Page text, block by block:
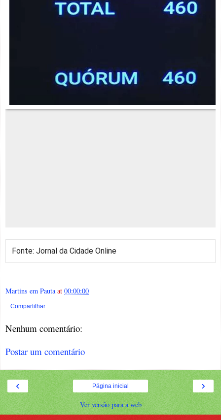
Fonte: Jornal da Cidade Online
Martins em Pauta at 00:00:00
Compartilhar
Nenhum comentário:
Postar um comentário
‹ ›
Página inicial
Ver versão para a web